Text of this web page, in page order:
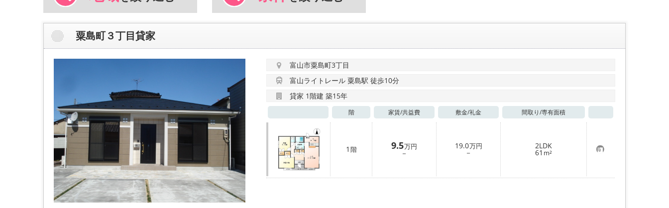
粟島町３丁目貸家
富山市粟島町3丁目
富山ライトレール 粟島駅 徒歩10分
貸家 1階建 築15年
階 家賃/共益費 敷金/礼金 間取り/専有面積
1 階 9.5万円
－
19.0万円
－
2LDK
61 m² お
気
に
入
り